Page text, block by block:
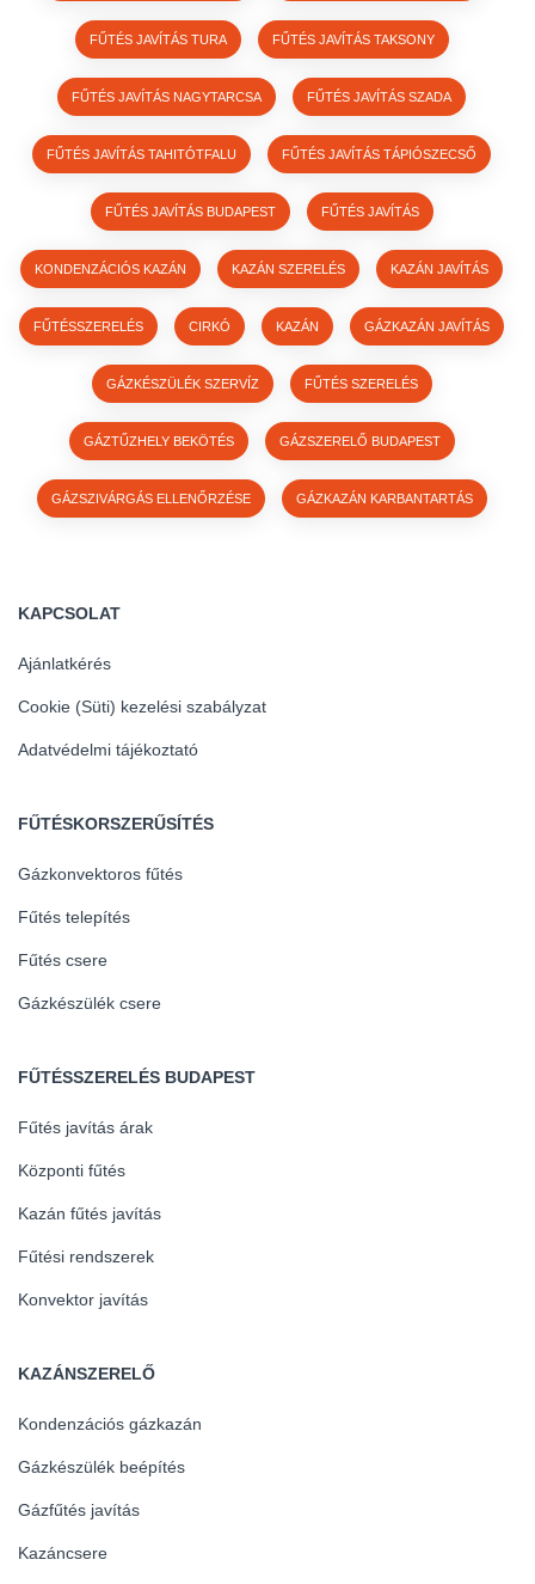
FŰTÉS JAVÍTÁS TURA FŰTÉS JAVÍTÁS TAKSONY
FŰTÉS JAVÍTÁS NAGYTARCSA FŰTÉS JAVÍTÁS SZADA
FŰTÉS JAVÍTÁS TAHITÓTFALU FŰTÉS JAVÍTÁS TÁPIÓSZECSŐ
FŰTÉS JAVÍTÁS BUDAPEST FŰTÉS JAVÍTÁS
KONDENZÁCIÓS KAZÁN KAZÁN SZERELÉS KAZÁN JAVÍTÁS
FŰTÉSSZERELÉS CIRKÓ KAZÁN GÁZKAZÁN JAVÍTÁS
GÁZKÉSZÜLÉK SZERVÍZ FŰTÉS SZERELÉS
GÁZTŰZHELY BEKÖTÉS GÁZSZERELŐ BUDAPEST
GÁZSZIVÁRGÁS ELLENŐRZÉSE GÁZKAZÁN KARBANTARTÁS
KAPCSOLAT
Ajánlatkérés
Cookie (Süti) kezelési szabályzat
Adatvédelmi tájékoztató
FŰTÉSKORSZERŰSÍTÉS
Gázkonvektoros fűtés
Fűtés telepítés
Fűtés csere
Gázkészülék csere
FŰTÉSSZERELÉS BUDAPEST
Fűtés javítás árak
Központi fűtés
Kazán fűtés javítás
Fűtési rendszerek
Konvektor javítás
KAZÁNSZERELŐ
Kondenzációs gázkazán
Gázkészülék beépítés
Gázfűtés javítás
Kazáncsere